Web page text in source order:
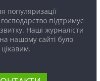
популяризації
підтримує
Наші журналісти
нашому сайті було